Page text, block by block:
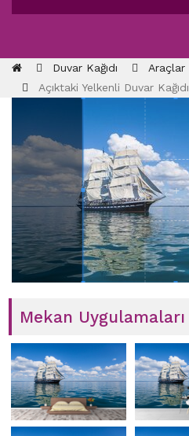
Duvar Kağıdı
Araçlar
Açıktaki Yelkenli Duvar Kağıdı
Mekan Uygulamaları